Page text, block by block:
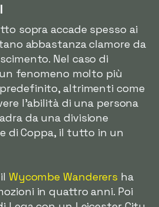
sopra accade spesso ai
abbastanza clamore da
Nel caso di
fenomeno molto più
altrimenti come
l'abilità di una persona
da una divisione
di Coppa, il tutto in un
Wycombe Wanderers ha
in quattro anni. Poi